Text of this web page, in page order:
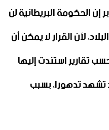
إن الحكومة البريطانية لن
لأن القرار لا يمكن أن
تقارير استندت إليها
تشهد تدهورا، بسبب